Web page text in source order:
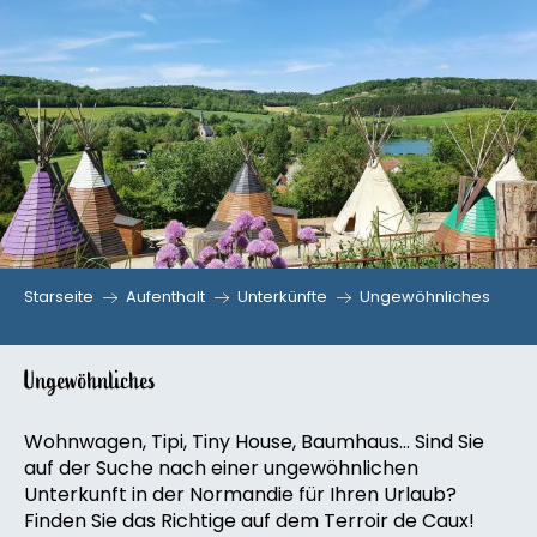
Aller
au
contenu
principal
Starseite Aufenthalt Unterkünfte Ungewöhnliches
Ungewöhnliches
Wohnwagen, Tipi, Tiny House, Baumhaus… Sind Sie
auf der Suche nach einer ungewöhnlichen
Unterkunft in der Normandie für Ihren Urlaub?
Finden Sie das Richtige auf dem Terroir de Caux!